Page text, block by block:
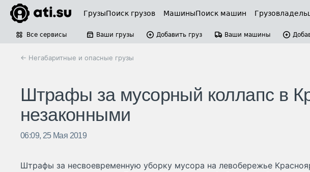
ГрузыПоиск грузов МашиныПоиск машин
Все сервисы Ваши грузы Добавить груз Ваши машины
← Негабаритные и опасные грузы
Штрафы за мусорный коллапс в
незаконными
06:09, 25 Мая 2019
Штрафы за несвоевременную уборку мусора на левобережье